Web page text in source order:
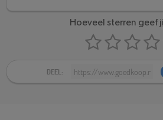
Hoeveel sterren geef
DEEL: